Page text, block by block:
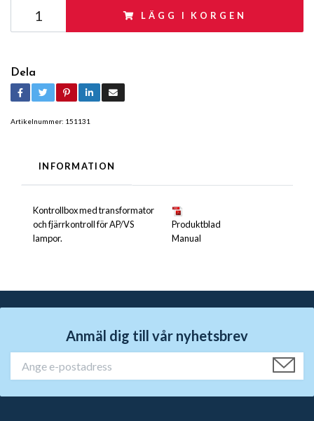
LÄGG I KORGEN
Dela
Artikelnummer: 151131
INFORMATION
Kontrollbox med transformator
och fjärrkontroll för AP/VS
lampor.
Produktblad
Manual
Anmäl dig till vår nyhetsbrev